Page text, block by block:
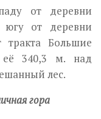
от деревни
от деревни
Большие
её 340,3 м. над
лес.
гора